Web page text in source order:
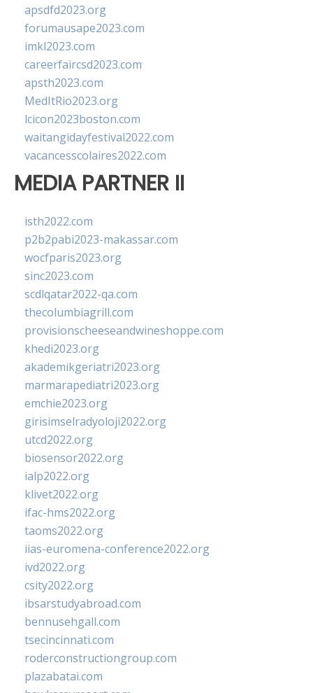
apsdfd2023.org
forumausape2023.com
imkl2023.com
careerfaircsd2023.com
apsth2023.com
MedItRio2023.org
lcicon2023boston.com
waitangidayfestival2022.com
vacancesscolaires2022.com
MEDIA PARTNER II
isth2022.com
p2b2pabi2023-makassar.com
wocfparis2023.org
sinc2023.com
scdlqatar2022-qa.com
thecolumbiagrill.com
provisionscheeseandwineshoppe.com
khedi2023.org
akademikgeriatri2023.org
marmarapediatri2023.org
emchie2023.org
girisimselradyoloji2022.org
utcd2022.org
biosensor2022.org
ialp2022.org
klivet2022.org
ifac-hms2022.org
taoms2022.org
iias-euromena-conference2022.org
ivd2022.org
csity2022.org
ibsarstudyabroad.com
bennusehgall.com
tsecincinnati.com
roderconstructiongroup.com
plazabatai.com